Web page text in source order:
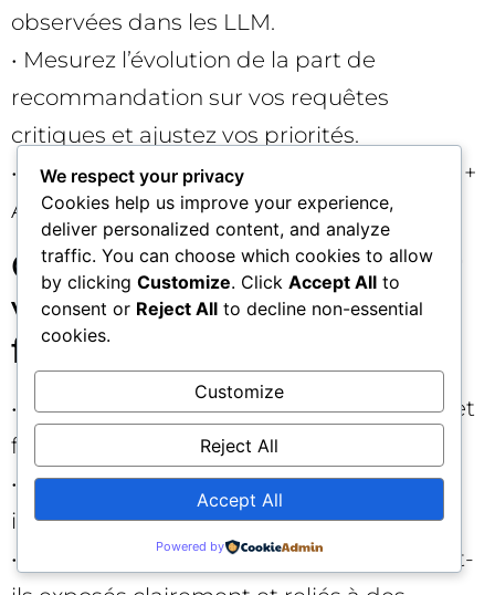
observées dans les LLM.
• Mesurez l’évolution de la part de
recommandation sur vos requêtes
critiques et ajustez vos priorités.
• Documentez un playbook interne « SEO +
AEO » pour industrialiser la démarche. 🔁
Checklist de qualité pour
vos contenus « AEO-
friendly »
• Le sujet répond-il à une question réelle et
fréquente du marché ?
• Existe-t-il un encadré « réponse brève »
immédiatement exploitable ?
• Les critères de choix de la catégorie sont-
We respect your privacy
Cookies help us improve your experience,
deliver personalized content, and analyze
traffic. You can choose which cookies to allow
by clicking Customize. Click Accept All to
consent or Reject All to decline non-essential
cookies.
Customize
Reject All
Accept All
Powered by